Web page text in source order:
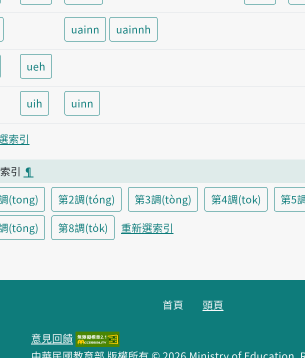
uainn uainnh
ueh
uih uinn
索引
引 ¶
(tong)
第2調(tóng) 第3調(tòng) 第4調(tok)
第5
(tōng)
第8調(to̍k) 重新選索引
首頁 頭頁
意見回饋